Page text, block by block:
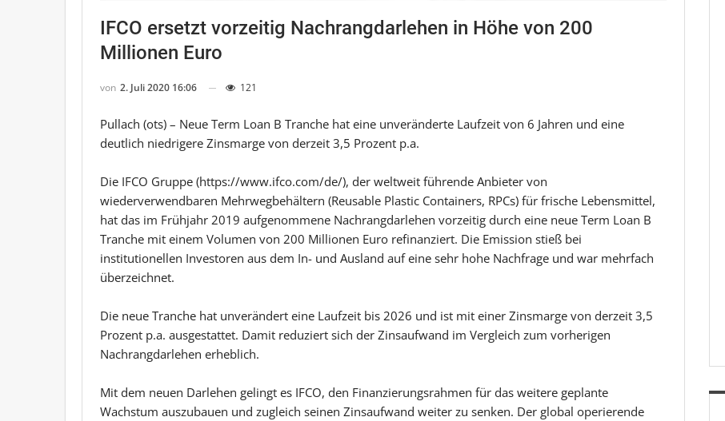
IFCO ersetzt vorzeitig Nachrangdarlehen in Höhe von 200
Millionen Euro
von 2. Juli 2020 16:06 121
Pullach (ots) – Neue Term Loan B Tranche hat eine unveränderte Laufzeit von 6 Jahren und eine
deutlich niedrigere Zinsmarge von derzeit 3,5 Prozent p.a.
Die IFCO Gruppe (https://www.ifco.com/de/), der weltweit führende Anbieter von
wiederverwendbaren Mehrwegbehältern (Reusable Plastic Containers, RPCs) für frische Lebensmittel,
hat das im Frühjahr 2019 aufgenommene Nachrangdarlehen vorzeitig durch eine neue Term Loan B
Tranche mit einem Volumen von 200 Millionen Euro refinanziert. Die Emission stieß bei
institutionellen Investoren aus dem In- und Ausland auf eine sehr hohe Nachfrage und war mehrfach
überzeichnet.
Die neue Tranche hat unverändert eine Laufzeit bis 2026 und ist mit einer Zinsmarge von derzeit 3,5
Prozent p.a. ausgestattet. Damit reduziert sich der Zinsaufwand im Vergleich zum vorherigen
Nachrangdarlehen erheblich.
Mit dem neuen Darlehen gelingt es IFCO, den Finanzierungsrahmen für das weitere geplante
Wachstum auszubauen und zugleich seinen Zinsaufwand weiter zu senken. Der global operierende